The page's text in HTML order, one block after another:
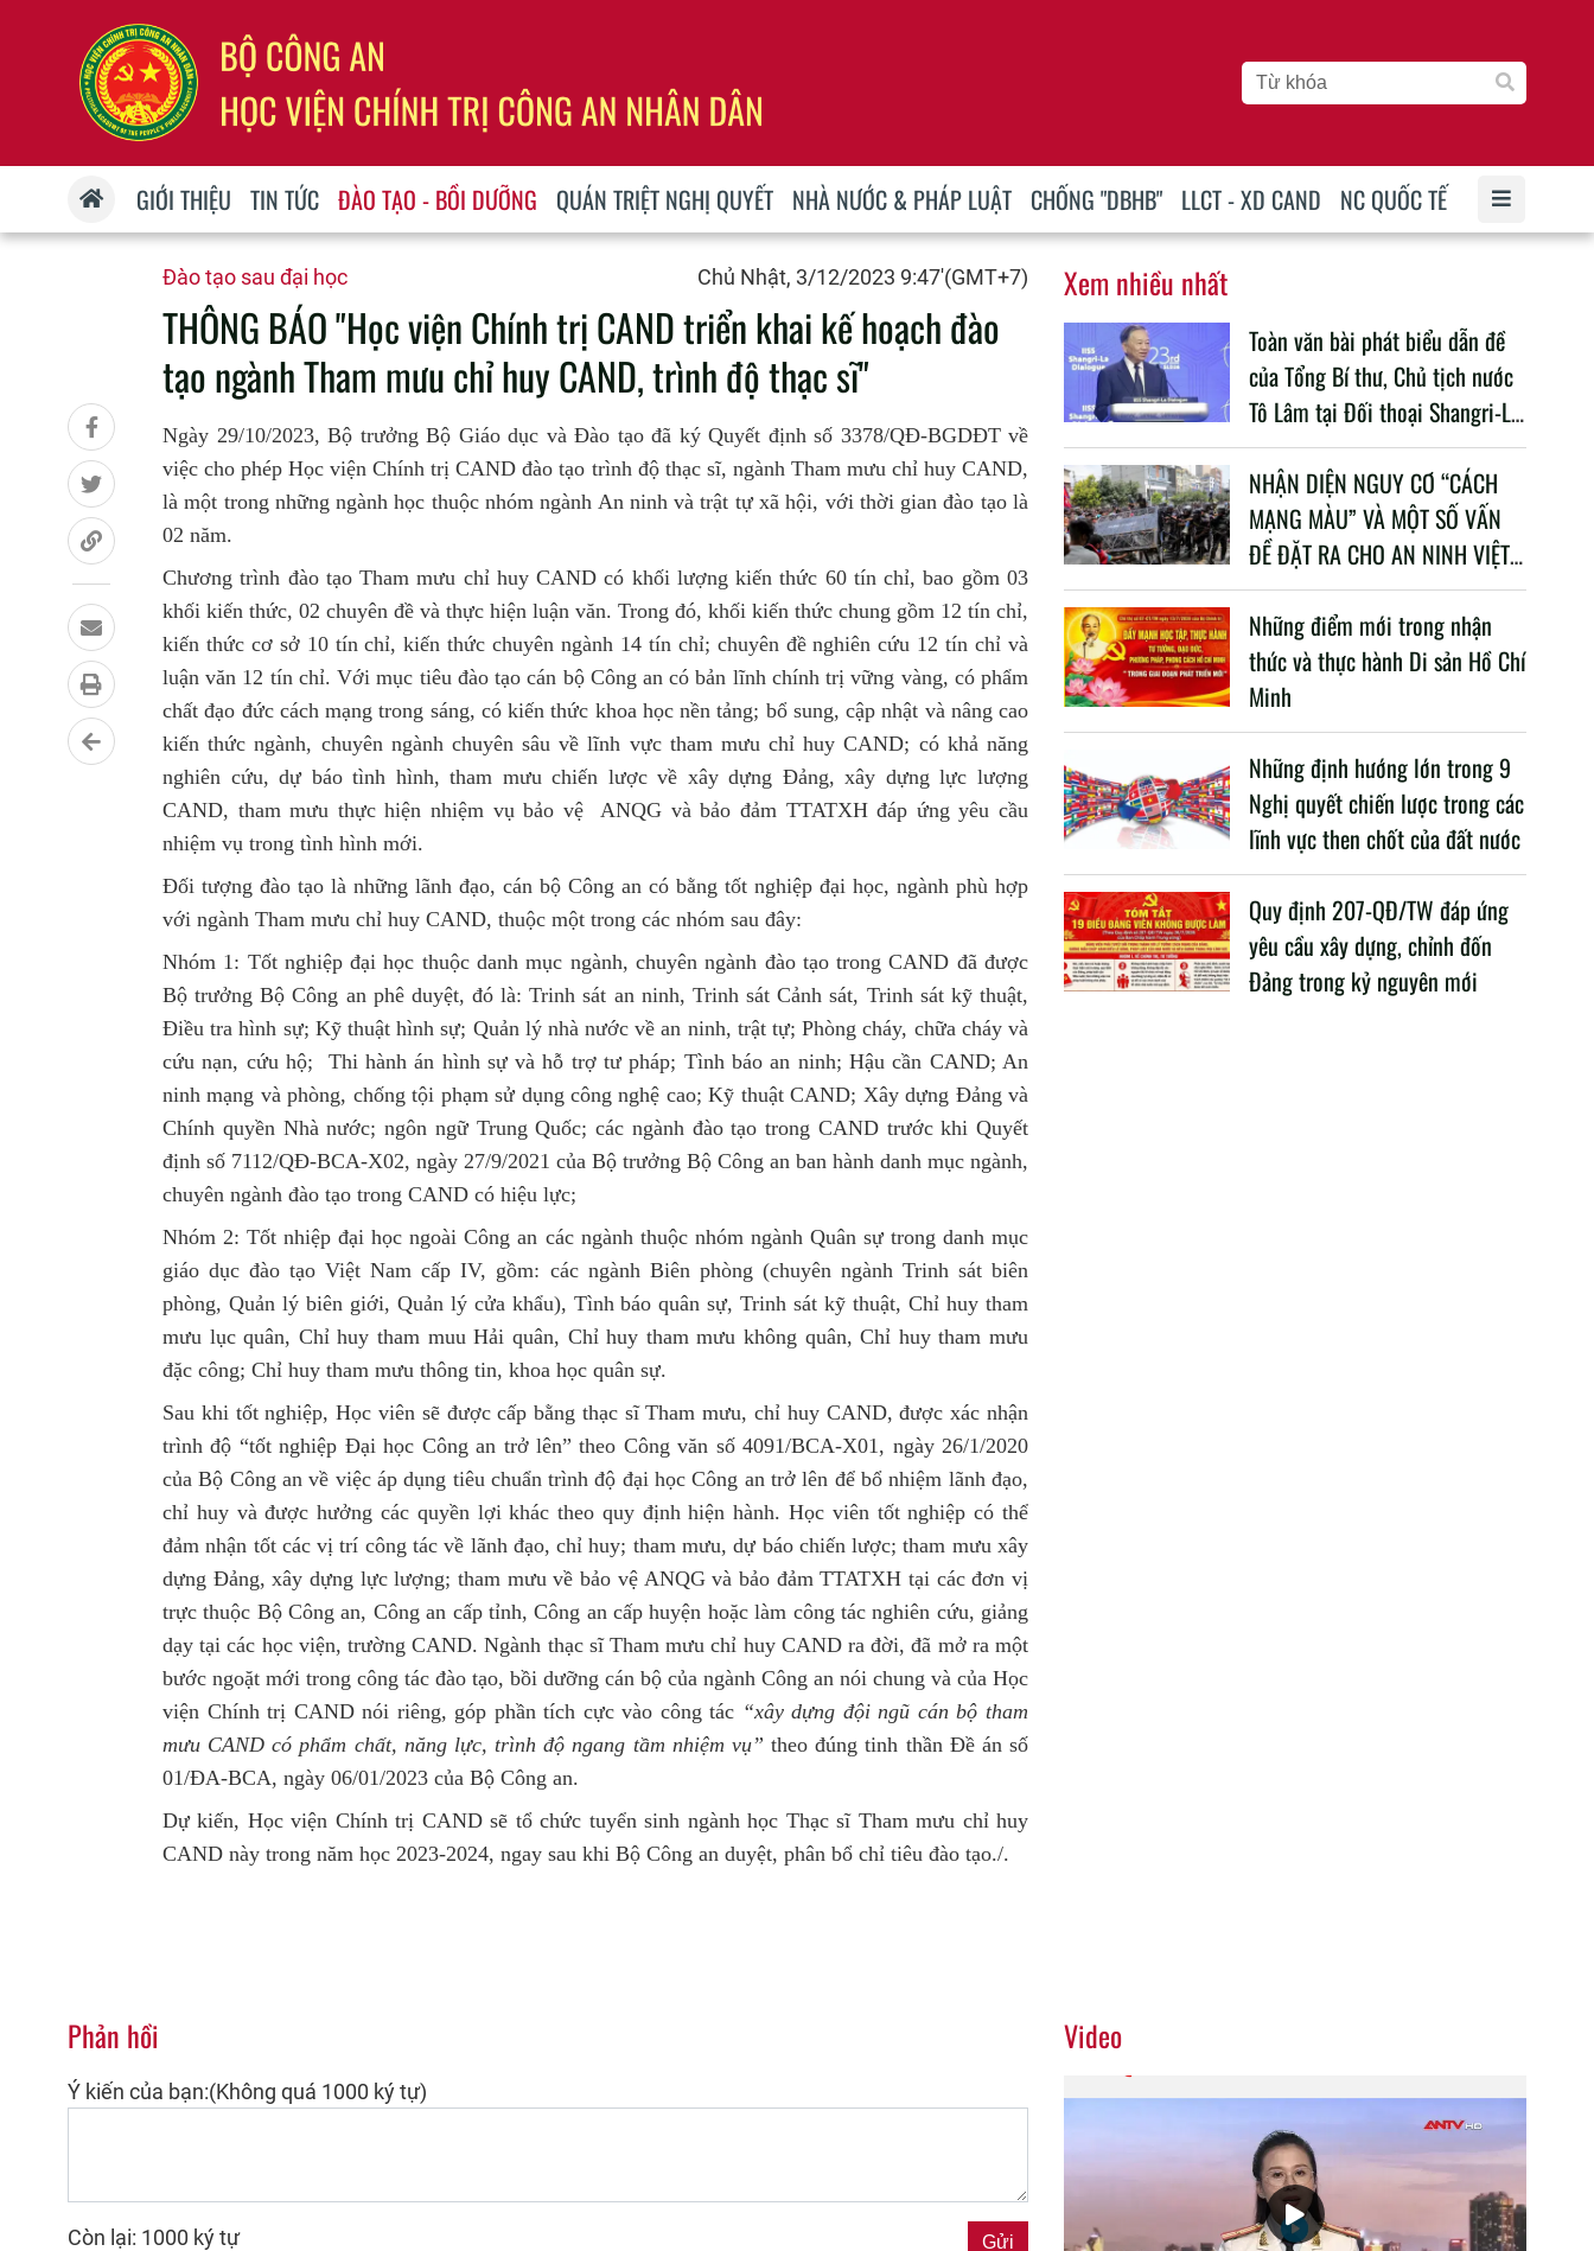
GIỚI THIỆU TIN TỨC ĐÀO TẠO - BỒI DƯỠNG QUÁN TRIỆT NGHỊ QUYẾT NHÀ NƯỚC & PHÁP LUẬT CHỐNG "DBHB" LLCT - XD CAND NC QUỐC TẾ
Đào tạo sau đại học Chủ Nhật, 3/12/2023 9:47'(GMT+7)
THÔNG BÁO "Học viện Chính trị CAND triển khai kế hoạch đào
tạo ngành Tham mưu chỉ huy CAND, trình độ thạc sĩ"
Ngày 29/10/2023, Bộ trưởng Bộ Giáo dục và Đào tạo đã ký Quyết định số 3378/QĐ-BGDĐT về
việc cho phép Học viện Chính trị CAND đào tạo trình độ thạc sĩ, ngành Tham mưu chỉ huy CAND,
là một trong những ngành học thuộc nhóm ngành An ninh và trật tự xã hội, với thời gian đào tạo là
02 năm.
Chương trình đào tạo Tham mưu chỉ huy CAND có khối lượng kiến thức 60 tín chỉ, bao gồm 03
khối kiến thức, 02 chuyên đề và thực hiện luận văn. Trong đó, khối kiến thức chung gồm 12 tín chỉ,
kiến thức cơ sở 10 tín chỉ, kiến thức chuyên ngành 14 tín chỉ; chuyên đề nghiên cứu 12 tín chỉ và
luận văn 12 tín chỉ. Với mục tiêu đào tạo cán bộ Công an có bản lĩnh chính trị vững vàng, có phẩm
chất đạo đức cách mạng trong sáng, có kiến thức khoa học nền tảng; bổ sung, cập nhật và nâng cao
kiến thức ngành, chuyên ngành chuyên sâu về lĩnh vực tham mưu chỉ huy CAND; có khả năng
nghiên cứu, dự báo tình hình, tham mưu chiến lược về xây dựng Đảng, xây dựng lực lượng
CAND, tham mưu thực hiện nhiệm vụ bảo vệ ANQG và bảo đảm TTATXH đáp ứng yêu cầu
nhiệm vụ trong tình hình mới.
Đối tượng đào tạo là những lãnh đạo, cán bộ Công an có bằng tốt nghiệp đại học, ngành phù hợp
với ngành Tham mưu chỉ huy CAND, thuộc một trong các nhóm sau đây:
Nhóm 1: Tốt nghiệp đại học thuộc danh mục ngành, chuyên ngành đào tạo trong CAND đã được
Bộ trưởng Bộ Công an phê duyệt, đó là: Trinh sát an ninh, Trinh sát Cảnh sát, Trinh sát kỹ thuật,
Điều tra hình sự; Kỹ thuật hình sự; Quản lý nhà nước về an ninh, trật tự; Phòng cháy, chữa cháy và
cứu nạn, cứu hộ; Thi hành án hình sự và hỗ trợ tư pháp; Tình báo an ninh; Hậu cần CAND; An
ninh mạng và phòng, chống tội phạm sử dụng công nghệ cao; Kỹ thuật CAND; Xây dựng Đảng và
Chính quyền Nhà nước; ngôn ngữ Trung Quốc; các ngành đào tạo trong CAND trước khi Quyết
định số 7112/QĐ-BCA-X02, ngày 27/9/2021 của Bộ trưởng Bộ Công an ban hành danh mục ngành,
chuyên ngành đào tạo trong CAND có hiệu lực;
Nhóm 2: Tốt nhiệp đại học ngoài Công an các ngành thuộc nhóm ngành Quân sự trong danh mục
giáo dục đào tạo Việt Nam cấp IV, gồm: các ngành Biên phòng (chuyên ngành Trinh sát biên
phòng, Quản lý biên giới, Quản lý cửa khẩu), Tình báo quân sự, Trinh sát kỹ thuật, Chỉ huy tham
mưu lục quân, Chỉ huy tham muu Hải quân, Chỉ huy tham mưu không quân, Chỉ huy tham mưu
đặc công; Chỉ huy tham mưu thông tin, khoa học quân sự.
Sau khi tốt nghiệp, Học viên sẽ được cấp bằng thạc sĩ Tham mưu, chỉ huy CAND, được xác nhận
trình độ “tốt nghiệp Đại học Công an trở lên” theo Công văn số 4091/BCA-X01, ngày 26/1/2020
của Bộ Công an về việc áp dụng tiêu chuẩn trình độ đại học Công an trở lên để bổ nhiệm lãnh đạo,
chỉ huy và được hưởng các quyền lợi khác theo quy định hiện hành. Học viên tốt nghiệp có thể
đảm nhận tốt các vị trí công tác về lãnh đạo, chỉ huy; tham mưu, dự báo chiến lược; tham mưu xây
dựng Đảng, xây dựng lực lượng; tham mưu về bảo vệ ANQG và bảo đảm TTATXH tại các đơn vị
trực thuộc Bộ Công an, Công an cấp tỉnh, Công an cấp huyện hoặc làm công tác nghiên cứu, giảng
dạy tại các học viện, trường CAND. Ngành thạc sĩ Tham mưu chỉ huy CAND ra đời, đã mở ra một
bước ngoặt mới trong công tác đào tạo, bồi dưỡng cán bộ của ngành Công an nói chung và của Học
viện Chính trị CAND nói riêng, góp phần tích cực vào công tác “xây dựng đội ngũ cán bộ tham
mưu CAND có phẩm chất, năng lực, trình độ ngang tầm nhiệm vụ” theo đúng tinh thần Đề án số
01/ĐA-BCA, ngày 06/01/2023 của Bộ Công an.
Dự kiến, Học viện Chính trị CAND sẽ tổ chức tuyển sinh ngành học Thạc sĩ Tham mưu chỉ huy
CAND này trong năm học 2023-2024, ngay sau khi Bộ Công an duyệt, phân bổ chỉ tiêu đào tạo./.
Xem nhiều nhất
Toàn văn bài phát biểu dẫn đề
của Tổng Bí thư, Chủ tịch nước
Tô Lâm tại Đối thoại Shangri-La
lần thứ 23
NHẬN DIỆN NGUY CƠ “CÁCH
MẠNG MÀU” VÀ MỘT SỐ VẤN
ĐỀ ĐẶT RA CHO AN NINH VIỆT
NAM TRONG BỐI CẢNH HIỆN
NAY
Những điểm mới trong nhận
thức và thực hành Di sản Hồ Chí
Minh
Những định hướng lớn trong 9
Nghị quyết chiến lược trong các
lĩnh vực then chốt của đất nước
Quy định 207-QĐ/TW đáp ứng
yêu cầu xây dựng, chỉnh đốn
Đảng trong kỷ nguyên mới
Phản hồi
Ý kiến của bạn:(Không quá 1000 ký tự)
Còn lại: 1000 ký tự
Video